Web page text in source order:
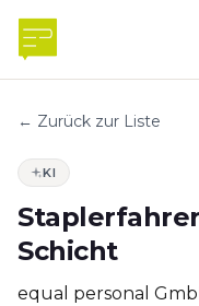
← Zurück zur Liste
KI
Schicht
equal personal